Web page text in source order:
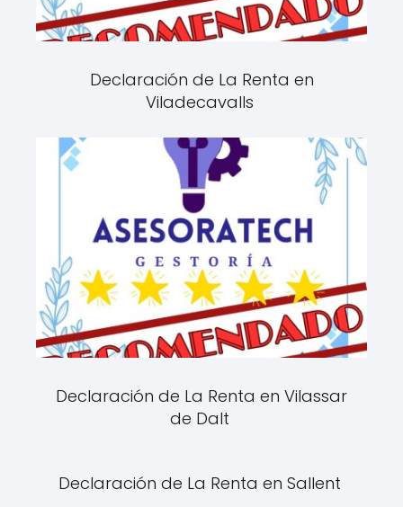
Declaración de La Renta en
Viladecavalls
Declaración de La Renta en Vilassar
de Dalt
Declaración de La Renta en Sallent